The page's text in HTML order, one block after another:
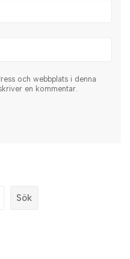
och webbplats i denna
en kommentar.
Sök